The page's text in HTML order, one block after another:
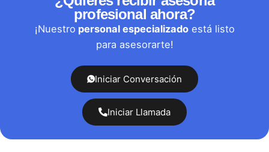
profesional ahora?
¡Nuestro personal especializadoestá listo
para asesorarte!
Iniciar Conversación
Iniciar Llamada